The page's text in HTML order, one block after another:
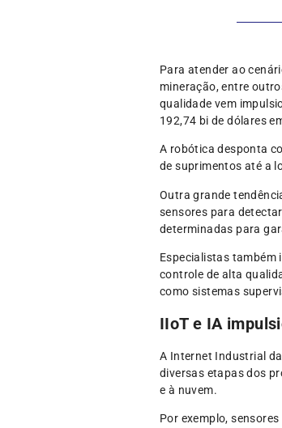
Para atender ao
mineração, entre
qualidade vem
192,74 bi de dólares
A robótica desponta
de suprimentos até a
Outra grande
sensores para
determinadas para
Especialistas também
controle de alta
como sistemas
IIoT e IA
A Internet Industrial
diversas etapas dos
e à nuvem.
Por exemplo,